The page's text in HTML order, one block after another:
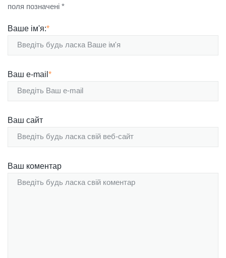
поля позначені *
Ваше ім'я:*
Ваш e-mail *
Ваш сайт
Ваш коментар